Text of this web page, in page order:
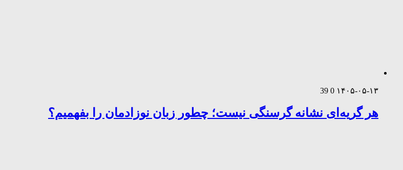
۱۴۰۵-۰۵-۱۳ 0
39
هر گریه‌ای نشانه گرسنگی نیست؛ چطور زبان نوزادمان را بفهمیم؟